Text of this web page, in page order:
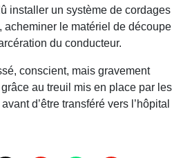
installer un système de cordages
acheminer le matériel de découpe
du conducteur.
conscient, mais gravement
au treuil mis en place par les
d’être transféré vers l’hôpital